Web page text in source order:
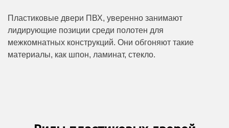
Пластиковые двери ПВХ, уверенно занимают
лидирующие позиции среди полотен для
межкомнатных конструкций. Они обгоняют такие
материалы, как шпон, ламинат, стекло.